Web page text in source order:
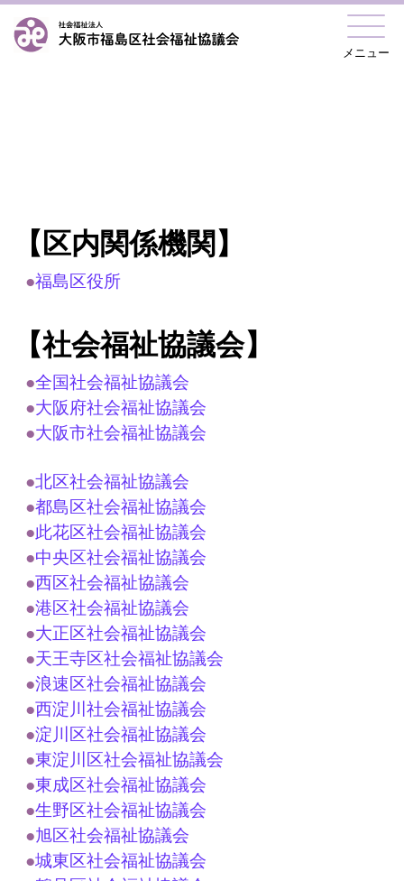
メニュー
【区内関係機関】
●福島区役所
【社会福祉協議会】
●全国社会福祉協議会
●大阪府社会福祉協議会
●大阪市社会福祉協議会
●北区社会福祉協議会
●都島区社会福祉協議会
●此花区社会福祉協議会
●中央区社会福祉協議会
●西区社会福祉協議会
●港区社会福祉協議会
●大正区社会福祉協議会
●天王寺区社会福祉協議会
●浪速区社会福祉協議会
●西淀川社会福祉協議会
●淀川区社会福祉協議会
●東淀川区社会福祉協議会
●東成区社会福祉協議会
●生野区社会福祉協議会
●旭区社会福祉協議会
●城東区社会福祉協議会